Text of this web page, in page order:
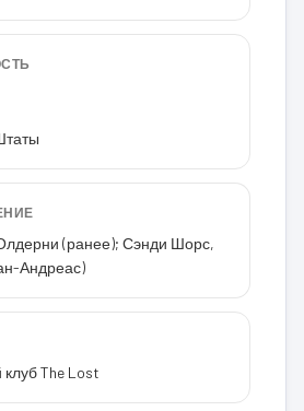
(ранее); Сэнди Шорс,
Андреас)
The Lost